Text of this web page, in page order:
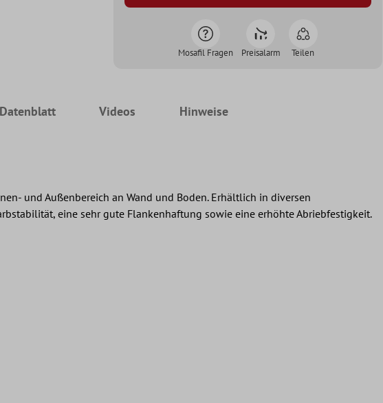
Mosafil Fragen Preisalarm Teilen
Datenblatt Videos Hinweise
und Außenbereich an Wand und Boden. Erhältlich in diversen
eine sehr gute Flankenhaftung sowie eine erhöhte Abriebfestigkeit.